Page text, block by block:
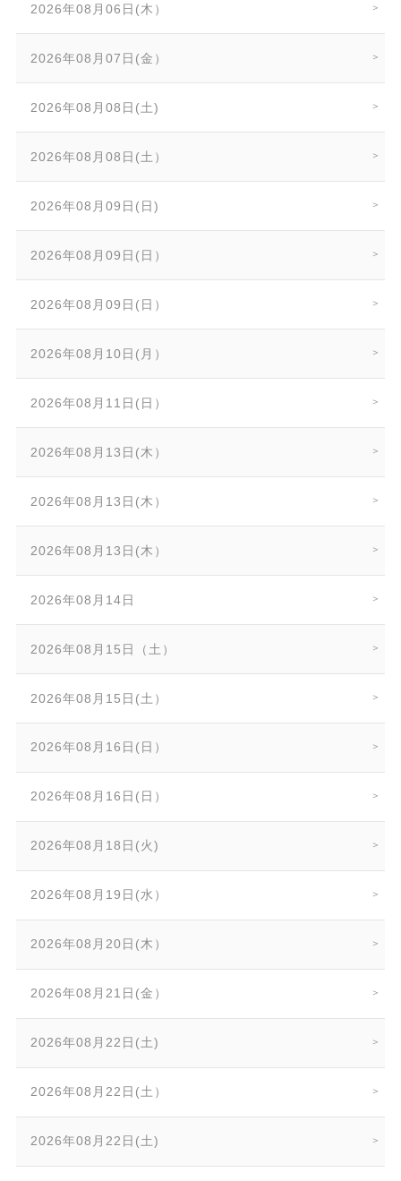
2026年08月06日(木）
2026年08月07日(金）
2026年08月08日(土)
2026年08月08日(土）
2026年08月09日(日)
2026年08月09日(日）
2026年08月09日(日）
2026年08月10日(月）
2026年08月11日(日）
2026年08月13日(木）
2026年08月13日(木）
2026年08月13日(木）
2026年08月14日
2026年08月15日（土）
2026年08月15日(土）
2026年08月16日(日）
2026年08月16日(日）
2026年08月18日(火)
2026年08月19日(水）
2026年08月20日(木）
2026年08月21日(金）
2026年08月22日(土)
2026年08月22日(土）
2026年08月22日(土)